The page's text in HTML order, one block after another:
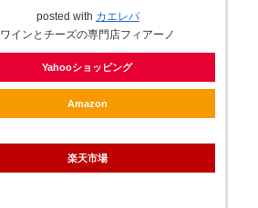
posted with カエレバ
ワインとチーズの専門店フィアーノ
Yahooショッピング
Amazon
楽天市場